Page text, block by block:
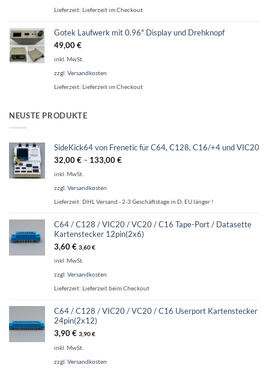
Lieferzeit: Lieferzeit im Checkout
Gotek Laufwerk mit 0.96" Display und Drehknopf
49,00€
inkl. MwSt.
zzgl. Versandkosten
Lieferzeit: Lieferzeit im Checkout
NEUSTE PRODUKTE
SideKick64 von Frenetic für C64, C128, C16/+4 und VIC20
32,00€ – 133,00€
inkl. MwSt.
zzgl. Versandkosten
Lieferzeit: DHL Versand - 2-3 Geschäftstage in D, EU länger !
C64 / C128 / VIC20 / VC20 / C16 Tape-Port / Datasette
Kartenstecker 12pin(2x6)
3,60€ 3,60€
inkl. MwSt.
zzgl. Versandkosten
Lieferzeit: Lieferzeit beim Checkout
C64 / C128 / VIC20 / VC20 / C16 Userport Kartenstecker
24pin(2x12)
3,90€ 3,90€
inkl. MwSt.
zzgl. Versandkosten